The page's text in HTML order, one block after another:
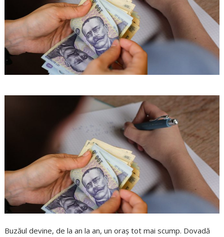
Buzăul devine, de la an la an, un oraș tot mai scump. Dovadă